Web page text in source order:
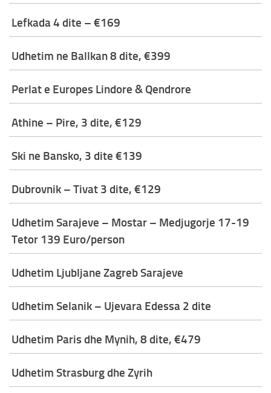
Lefkada 4 dite – €169
Udhetim ne Ballkan 8 dite, €399
Perlat e Europes Lindore & Qendrore
Athine – Pire, 3 dite, €129
Ski ne Bansko, 3 dite €139
Dubrovnik – Tivat 3 dite, €129
Udhetim Sarajeve – Mostar – Medjugorje 17-19
Tetor 139 Euro/person
Udhetim Ljubljane Zagreb Sarajeve
Udhetim Selanik – Ujevara Edessa 2 dite
Udhetim Paris dhe Mynih, 8 dite, €479
Udhetim Strasburg dhe Zyrih